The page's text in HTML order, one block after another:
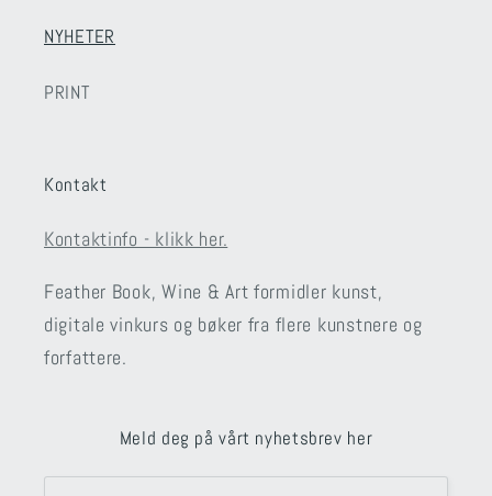
NYHETER
PRINT
Kontakt
Kontaktinfo - klikk her.
Feather Book, Wine & Art formidler kunst,
digitale vinkurs og bøker fra flere kunstnere og
forfattere.
Meld deg på vårt nyhetsbrev her